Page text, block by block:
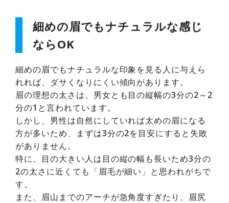
細めの眉でもナチュラルな感じ
ならOK
細めの眉でもナチュラルな印象を見る人に与えら
れれば、ダサくなりにくい傾向があります。
眉の理想の太さは、男女とも目の縦幅の3分の2～2
分の1と言われています。
しかし、男性は自然にしていれば太めの眉になる
方が多いため、まずは3分の2を目安にすると失敗
がありません。
特に、目の大きい人は目の縦の幅も長いため3分の
2の太さに近くても「眉毛が細い」と思われがちで
す。
また、眉山までのアーチが急角度すぎたり、眉尻